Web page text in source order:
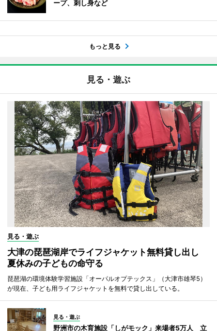
ープ、刺し身など
もっと見る
見る・遊ぶ
見る・遊ぶ
大津の琵琶湖岸でライフジャケット無料貸し出し
夏休みの子どもの命守る
琵琶湖の環境体験学習施設「オーパルオプテックス」（大津市雄琴5）
が現在、子ども用ライフジャケットを無料で貸し出している。
見る・遊ぶ
野洲市の木育施設「しがモック」来場者5万人 立